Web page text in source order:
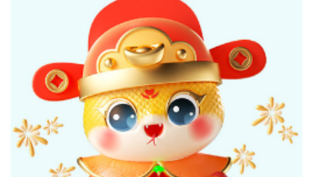
et Satisfaction du client , nous avons obtenu un succès remarquable sur
deux marchés clés: Asie du Sud-Est et Les Amériques , inaugurer une
nouvelle ère de succès et de reconnaissance. Expansion de la présence en
Asie du Sud-Est Dynamique , Marché d'Asie du Sud-Est Guangzhou
Yuansong Trading Co., Ltd. s'est fermement établi en se concentrant
régulièrement sur la livraison Pièces de rechange de chariot élévateur de
haut niveau . À travers partenariats stratégiques et Excellents services ,
nous avons gagné la confiance et le soutien de nombreux clients et
concessionnaires dans la région. Notre gamme diversifiée de pièces de
rechange de chariots élévateurs, Surtout la chaussure de frein , répond
aux divers besoins des clients d'Asie du Sud-Est, assurant le
fonctionnement efficace des chariots élévateurs locaux. . Le durabilité
exceptionnelle de notre assy de moteur a conduit à sa large application
dans les industries locales, améliorant encore notre réputation de .